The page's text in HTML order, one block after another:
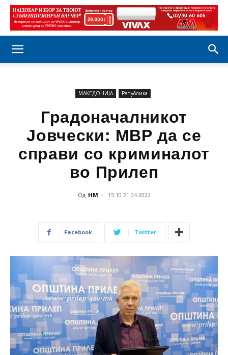
МАКЕДОНИЈА Република
Градоначалникот
Јовчески: МВР да се
справи со криминалот
во Прилеп
Од НМ - 15:10 21.04.2022
Facebook Twitter